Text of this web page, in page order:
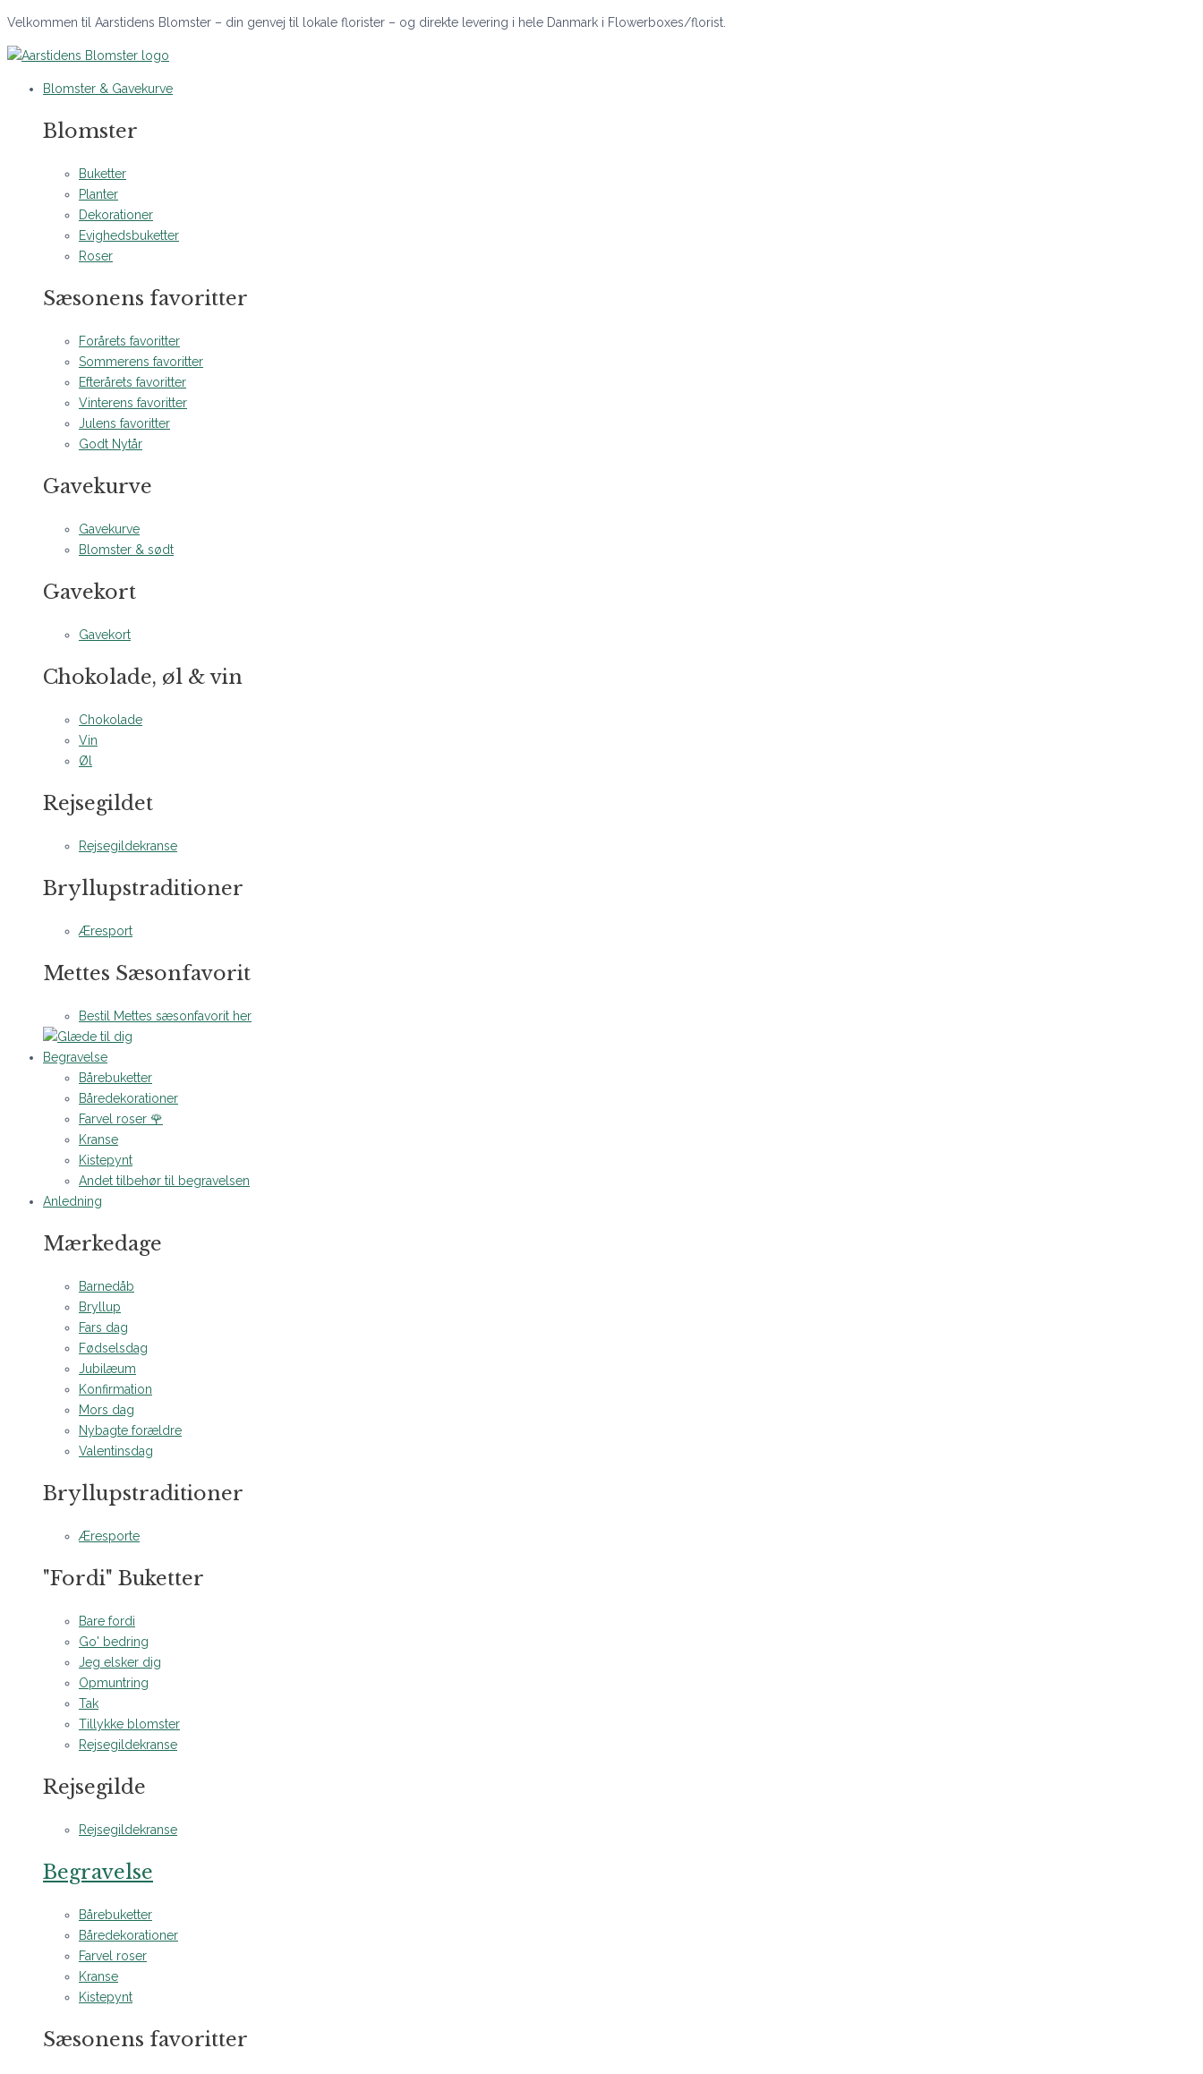
Gå
indholdet
Velkommen til Aarstidens Blomster – din genvej til lokale florister – og direkte levering i hele Danmark i Flowerboxes/florist.
Blomster & Gavekurve
Blomster
Buketter
Planter
Dekorationer
Evighedsbuketter
Roser
Sæsonens favoritter
Forårets favoritter
Sommerens favoritter
Efterårets favoritter
Vinterens favoritter
Julens favoritter
Godt Nytår
Gavekurve
Gavekurve
Blomster & sødt
Gavekort
Gavekort
Chokolade, øl & vin
Chokolade
Vin
Øl
Rejsegildet
Rejsegildekranse
Bryllupstraditioner
Æresport
Mettes Sæsonfavorit
Bestil Mettes sæsonfavorit her
Begravelse
Bårebuketter
Båredekorationer
Farvel roser 🌹
Kranse
Kistepynt
Andet tilbehør til begravelsen
Anledning
Mærkedage
Barnedåb
Bryllup
Fars dag
Fødselsdag
Jubilæum
Konfirmation
Mors dag
Nybagte forældre
Valentinsdag
Bryllupstraditioner
Æresporte
"Fordi" Buketter
Bare fordi
Go' bedring
Jeg elsker dig
Opmuntring
Tak
Tillykke blomster
Rejsegildekranse
Rejsegilde
Rejsegildekranse
Begravelse
Bårebuketter
Båredekorationer
Farvel roser
Kranse
Kistepynt
Sæsonens favoritter